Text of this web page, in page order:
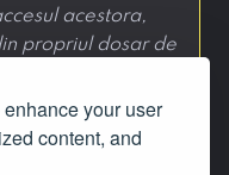
your user
content, and
acestora,
propriul dosar de
Turcan, 4 iunie 2021